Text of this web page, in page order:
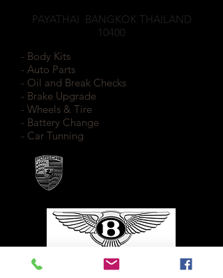
PAYATHAI BANGKOK THAILAND
10400
- Body Kits
- Auto Parts
- Oil and Break Checks
- Brake Upgrade
- Wheels & Tire
- Battery Change
- Car Tunning